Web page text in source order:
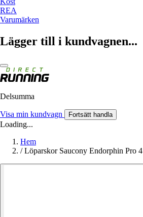
REA
Varumärken
Lägger till i kundvagnen...
Delsumma
Visa min kundvagn Fortsätt handla
Loading...
Hem
/ Löparskor Saucony Endorphin Pro 4